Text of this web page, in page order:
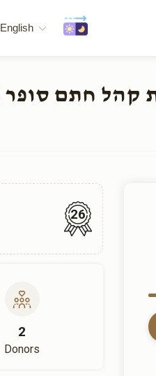
English
26
2
Donors